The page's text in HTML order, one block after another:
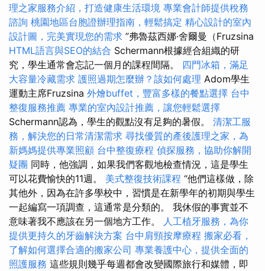
理之家服務介紹，打造健康生活環境 專業會計師提供稅務
諮詢 桃園地區台胞證辦理指南，輕鬆搞定 精心設計的室內
設計圖，完美實現您的需求 ”弗魯茲西娜·舍爾曼（Fruzsina
HTML語言與SEO的結合 Schermann根據經合組織的研
究，學生通常會忘記一個月的課程間隔。 四門冰箱，滿足
大容量冷藏需求 護照過期怎麼辦？該如何處理 Adom學生
運動主席Fruzsina 外燴buffet，豐富多樣的餐點選擇 台中
整復服務推薦 專業的室內設計推薦，讓您輕鬆選擇
Schermann認為，學生的觀點沒有足夠的暑假。 清潔工服
務，解決您的日常清潔需求 尋找優質的產後護理之家，為
新媽媽提供專業照顧 台中整復療程 偵探服務，協助你解開
疑團 同時，他強調，如果我們客觀地檢查情況，這是學生
可以花費愉快的11週。 美式整復技術課程 “他們這樣做，除
其他外，因為在許多學校中，習慣是在新學年的初期與學生
一起編寫一項調查，這通常是分類的。 我休假的事實並不
意味著我不應該在另一個地方工作。 人工植牙服務，為你
提供更持久的牙齒解決方案 台中肩頸按摩療程 搬家必看，
了解如何選擇合適的搬家公司 專業養護中心，提供全面的
照護服務 這些規則幾乎每週都會改變國際旅行和媒體，即